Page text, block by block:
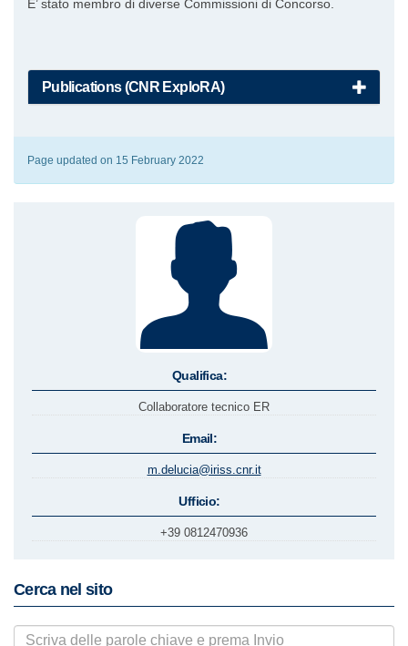
E’ stato membro di diverse Commissioni di Concorso.
Publications (CNR ExploRA)
Page updated on 15 February 2022
Qualifica:
Collaboratore tecnico ER
Email:
m.delucia@iriss.cnr.it
Ufficio:
+39 0812470936
Cerca nel sito